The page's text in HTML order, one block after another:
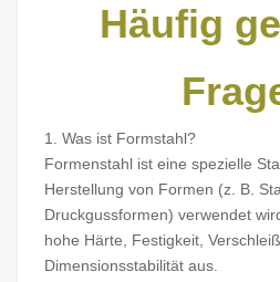
Häufig
1. Was ist Formstahl?
Formenstahl ist eine spezielle
Herstellung von Formen (z. B.
Druckgussformen) verwendet
hohe Härte, Festigkeit,
Dimensionsstabilität aus.